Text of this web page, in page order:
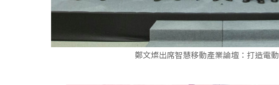
鄭文燦出席智慧移動產業論壇：打造電